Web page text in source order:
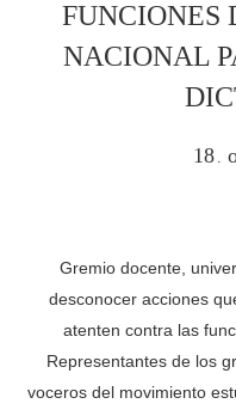
FUNCIONES
NACIONAL
18 .
Gremio docente,
desconocer acciones
atenten contra las
Representantes de los
voceros del movimiento